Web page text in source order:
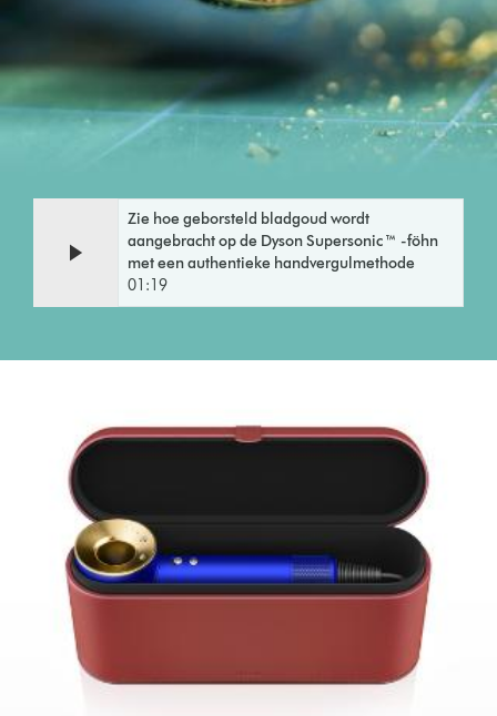
Zie hoe geborsteld bladgoud wordt
aangebracht op de Dyson Supersonic ™ -föhn
met een authentieke handvergulmethode
01:19